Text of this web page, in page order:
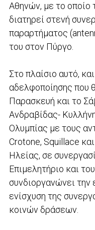
Αθηνών, με το οποίο
διατηρεί στενή
παραρτήματος
του στον Πύργο.
Στο πλαίσιο αυτό,
αδελφοποίησης που
Παρασκευή και το
Ανδραβίδας-
Ολυμπίας με τους
Crotone, Squillace
Ηλείας, σε
Επιμελητήριο και
συνδιοργανώνει την
ενίσχυση της
κοινών δράσεων.